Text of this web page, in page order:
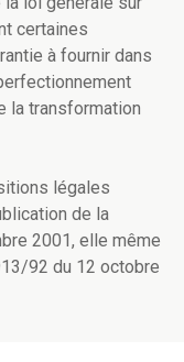
certaines
à fournir dans
la transformation
légales
de la
2001, elle même
92 du 12 octobre